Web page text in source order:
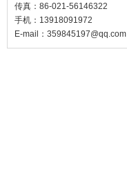
传真：86-021-56146322
手机：13918091972
E-mail： 359845197@qq.com